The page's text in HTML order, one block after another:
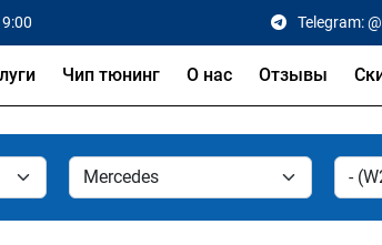
Telegram:
Чип тюнинг О нас Отзывы